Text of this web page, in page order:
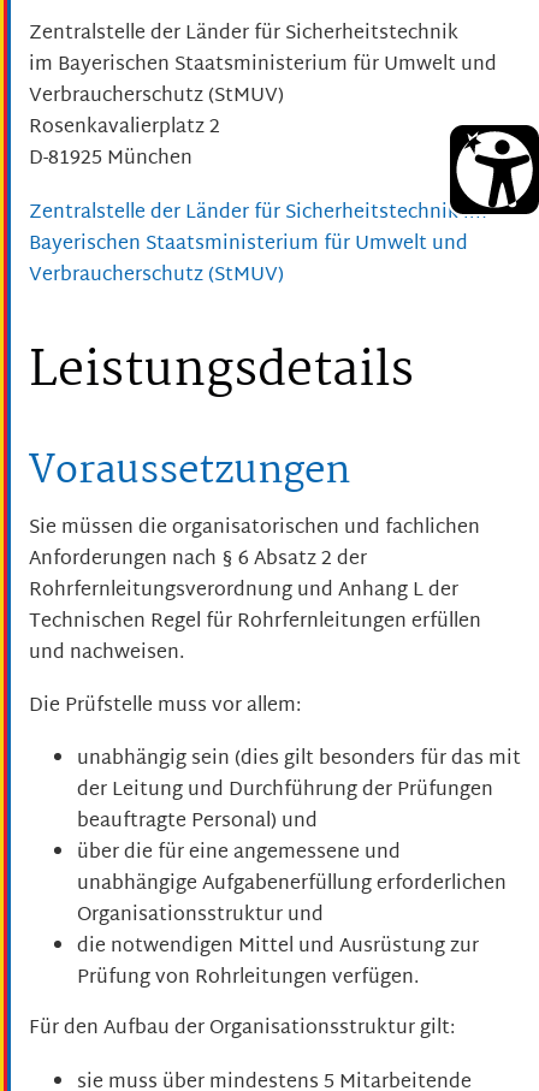
Zentralstelle der Länder für Sicherheitstechnik
im Bayerischen Staatsministerium für Umwelt und
Verbraucherschutz (StMUV)
Rosenkavalierplatz 2
D-81925 München
Zentralstelle der Länder für Sicherheitstechnik im
Bayerischen Staatsministerium für Umwelt und
Verbraucherschutz (StMUV)
Leistungsdetails
Voraussetzungen
Sie müssen die organisatorischen und fachlichen
Anforderungen nach § 6 Absatz 2 der
Rohrfernleitungsverordnung und Anhang L der
Technischen Regel für Rohrfernleitungen erfüllen
und nachweisen.
Die Prüfstelle muss vor allem:
unabhängig sein (dies gilt besonders für das mit
der Leitung und Durchführung der Prüfungen
beauftragte Personal) und
über die für eine angemessene und
unabhängige Aufgabenerfüllung erforderlichen
Organisationsstruktur und
die notwendigen Mittel und Ausrüstung zur
Prüfung von Rohrleitungen verfügen.
Für den Aufbau der Organisationsstruktur gilt:
sie muss über mindestens 5 Mitarbeitende